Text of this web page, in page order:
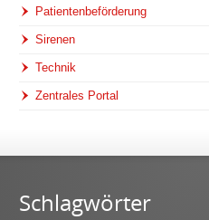
Patientenbeförderung
Sirenen
Technik
Zentrales Portal
Schlagwörter